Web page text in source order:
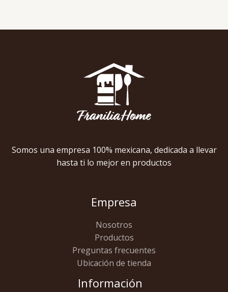
Somos una empresa 100% mexicana, dedicada a llevar
hasta ti lo mejor en productos
Empresa
Nosotros
Productos
Preguntas frecuentes
Ubicación de tienda
Información